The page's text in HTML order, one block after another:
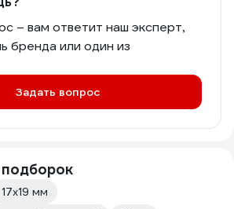
– вам ответит наш эксперт,
бренда или один из
Задать вопрос
17х19 мм